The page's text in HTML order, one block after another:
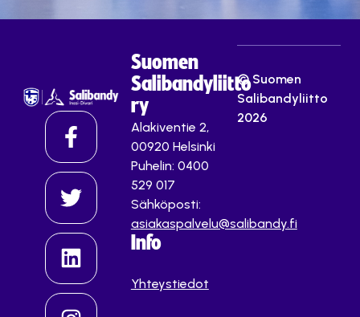
Suomen
Salibandyliitto
ry
Alakiventie 2,
00920 Helsinki
Puhelin: 0400
529 017
Sähköposti:
asiakaspalvelu@salibandy.fi
Info
Yhteystiedot
© Suomen
Salibandyliitto
2026